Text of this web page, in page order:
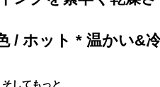
/ ホット * 温かい&
してもっと